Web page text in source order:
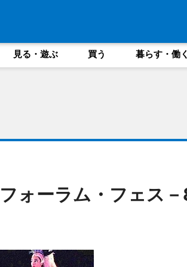
見る・遊ぶ 買う 暮らす・働く
ォーラム・フェス